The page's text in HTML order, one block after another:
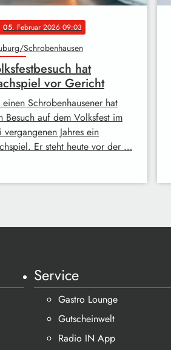
05. Februar 2026 09:03
Schrobenhausen
hat
vor Gericht
einen Schrobenhausener hat
Besuch auf dem Volksfest im
vergangenen Jahres ein
Er steht heute vor der …
Service
Gastro Lounge
Gutscheinwelt
Radio IN App